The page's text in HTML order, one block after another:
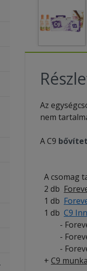
Az
nem
A C9
A csomag
2 db
1 db
1 db C9
- Forever
- Forever
- Forever
+ C9